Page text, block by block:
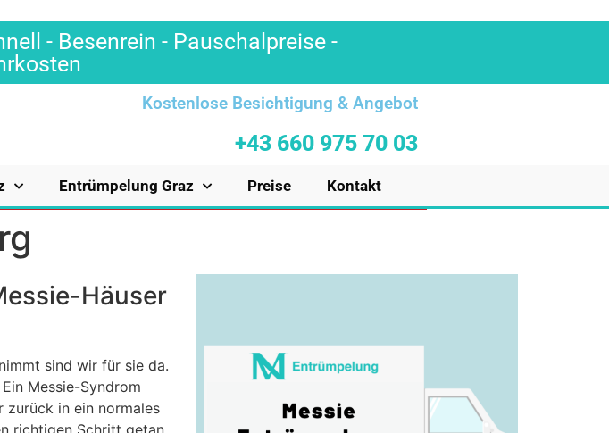
- Besenrein - Pauschalpreise -
Kostenlose Besichtigung & Angebot
+43 660 975 70 03
Entrümpelung Graz Preise Kontakt
Häuser
sind wir für sie da.
Messie-Syndrom
zurück in ein normales
richtigen Schritt getan.